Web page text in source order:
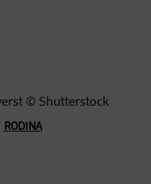
© Shutterstock
RODINA